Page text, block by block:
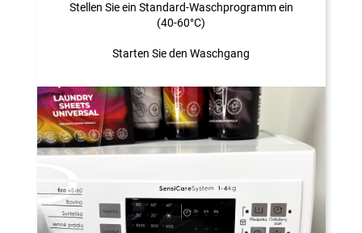
Stellen Sie ein Standard-Waschprogramm ein
(40-60°C)
Starten Sie den Waschgang